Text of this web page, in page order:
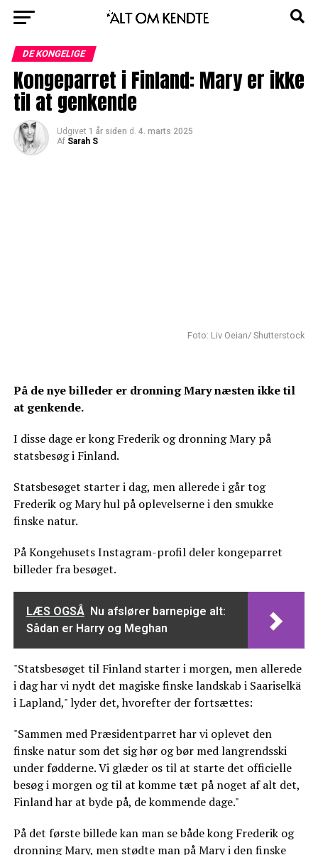
DE KONGELIGE
Kongeparret i Finland: Mary er ikke
til at genkende
Udgivet 1 år siden d. 4. marts 2025
Af Sarah S
Foto: Liv Oeian/ Shutterstock
På de nye billeder er dronning Mary næsten ikke til
at genkende.
I disse dage er kong Frederik og dronning Mary på
statsbesøg i Finland.
Statsbesøget starter i dag, men allerede i går tog
Frederik og Mary hul på oplevelserne i den smukke
finske natur.
På Kongehusets Instagram-profil deler kongeparret
billeder fra besøget.
LÆS OGSÅ Nu afslører barnepige alt:
Sådan er Harry og Meghan
"Statsbesøget til Finland starter i morgen, men allerede
i dag har vi nydt det magiske finske landskab i Saariselkä
i Lapland," lyder det, hvorefter der fortsættes:
"Sammen med Præsidentparret har vi oplevet den
finske natur som det sig hør og bør med langrendsski
under fødderne. Vi glæder os til at starte det officielle
besøg i morgen og til at komme tæt på noget af alt det,
Finland har at byde på, de kommende dage."
På det første billede kan man se både kong Frederik og
dronning Mary, men stødte man på Mary i den finske